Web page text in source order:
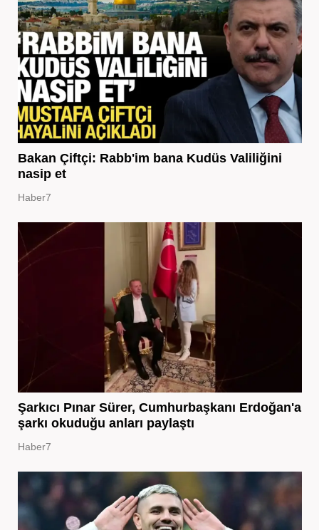
Bakan Çiftçi: Rabb'im bana Kudüs Valiliğini
nasip et
Haber7
Şarkıcı Pınar Sürer, Cumhurbaşkanı Erdoğan'a
şarkı okuduğu anları paylaştı
Haber7